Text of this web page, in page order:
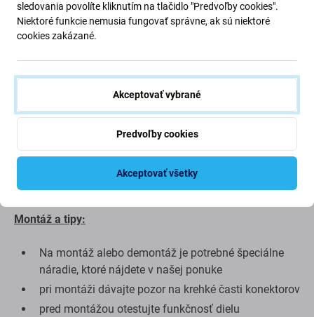
Dotykové sklo
Refurbished PRO je originálny diel, ktorý bol renovovaný.
Repasované displeje v PRO kvalite sú dodávané s
repasovaným predným sklom najvyššej kvality, všetky
ostatné komponenty sú zaručene originálne. Ak sa chcete
o originalite dozvedieť viac, prečítajte si náš blog, kde sa
problematike originality venujeme podrobnejšie.
Montáž a tipy:
Na montáž alebo demontáž je potrebné špeciálne
náradie, ktoré nájdete v našej ponuke
pri montáži dávajte pozor na krehké časti konektorov
pred montážou otestujte funkčnosť dielu
sledovania povolíte kliknutím na tlačidlo "Predvoľby cookies".
Niektoré funkcie nemusia fungovať správne, ak sú niektoré
cookies zakázané.
Akceptovať vybrané
Predvoľby cookies
Akceptovať všetky